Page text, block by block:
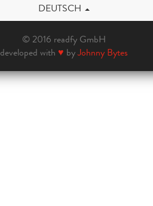
DEUTSCH
© 2016 readfy GmbH
developed with ♥ byJohnny Bytes